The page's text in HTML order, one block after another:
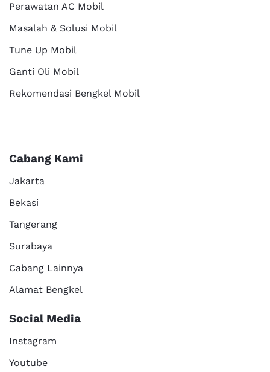
Perawatan AC Mobil
Masalah & Solusi Mobil
Tune Up Mobil
Ganti Oli Mobil
Rekomendasi Bengkel Mobil
Cabang Kami
Jakarta
Bekasi
Tangerang
Surabaya
Cabang Lainnya
Alamat Bengkel
Social Media
Instagram
Youtube